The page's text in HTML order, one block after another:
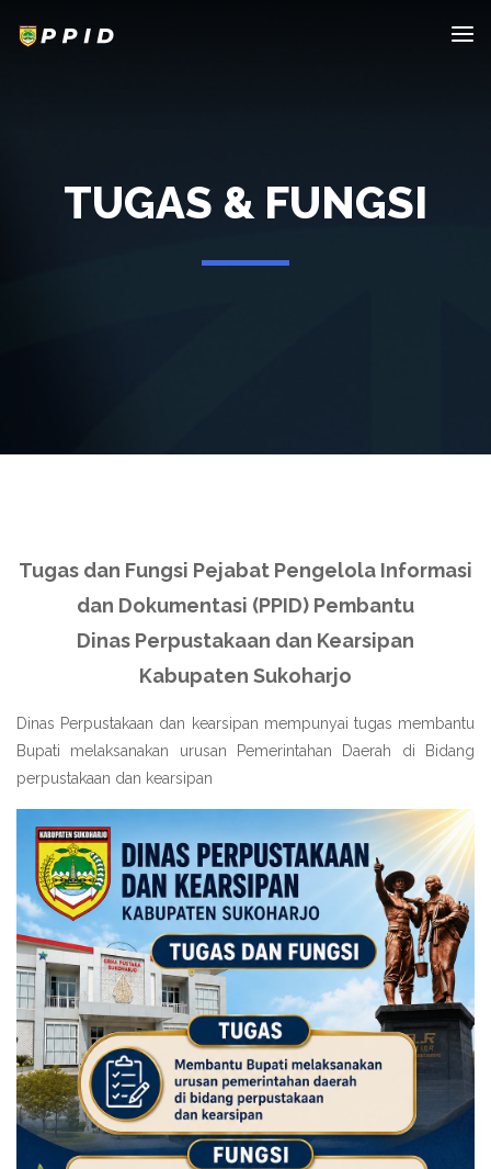
TUGAS & FUNGSI
Tugas dan Fungsi Pejabat Pengelola Informasi
dan Dokumentasi (PPID) Pembantu
Dinas Perpustakaan dan Kearsipan
Kabupaten Sukoharjo
Dinas Perpustakaan dan kearsipan mempunyai tugas membantu
Bupati melaksanakan urusan Pemerintahan Daerah di Bidang
perpustakaan dan kearsipan